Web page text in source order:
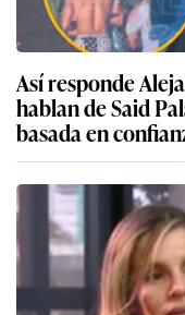
Así responde
hablan de Said
basada en